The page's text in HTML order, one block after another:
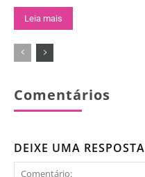
Leia mais
Comentários
DEIXE UMA RESPOSTA